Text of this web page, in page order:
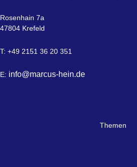
Rosenhain 7a
47804 Krefeld
T: +49 2151 36 20 351
E: info@marcus-hein.de
Themen